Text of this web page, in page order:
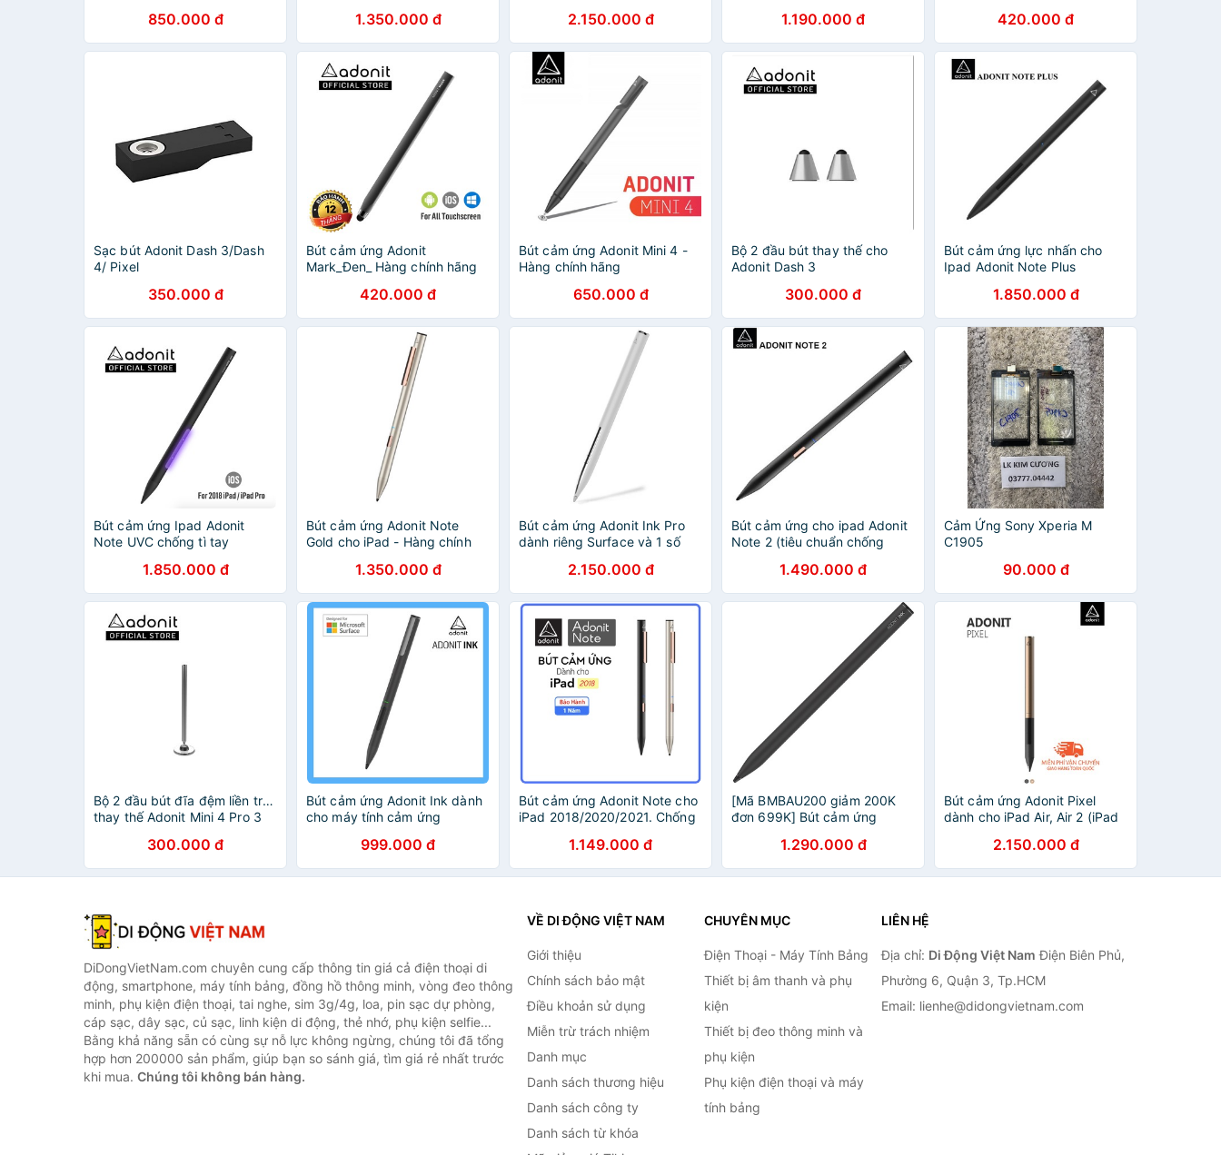
850.000 đ 1.350.000 đ 2.150.000 đ 1.190.000 đ 420.000 đ
Sạc bút Adonit Dash 3/Dash
4/ Pixel
350.000 đ
Bút cảm ứng Adonit
Mark_Đen_ Hàng chính hãng
420.000 đ
Bút cảm ứng Adonit Mini 4 -
Hàng chính hãng
650.000 đ
Bộ 2 đầu bút thay thế cho
Adonit Dash 3
300.000 đ
Bút cảm ứng lực nhấn cho
Ipad Adonit Note Plus
1.850.000 đ
Bút cảm ứng Ipad Adonit
Note UVC chống tì tay
1.850.000 đ
Bút cảm ứng Adonit Note
Gold cho iPad - Hàng chính
1.350.000 đ
Bút cảm ứng Adonit Ink Pro
dành riêng Surface và 1 số
2.150.000 đ
Bút cảm ứng cho ipad Adonit
Note 2 (tiêu chuẩn chống
1.490.000 đ
Cảm Ứng Sony Xperia M
C1905
90.000 đ
Bộ 2 đầu bút đĩa đệm liền trục
thay thế Adonit Mini 4 Pro 3
300.000 đ
Bút cảm ứng Adonit Ink dành
cho máy tính cảm ứng
999.000 đ
Bút cảm ứng Adonit Note cho
iPad 2018/2020/2021. Chống
BH 1 năm1.149.000 đ
[Mã BMBAU200 giảm 200K
đơn 699K] Bút cảm ứng
Laptop chống tì tay cảm ứng
lực
1.290.000 đ
Bút cảm ứng Adonit Pixel
dành cho iPad Air, Air 2 (iPad
Bluetooth. Cảm ứng lực nhấn
- Chống tì tay
2.150.000 đ
DiDongVietNam.com chuyên cung cấp thông tin giá cả điện thoại di
động, smartphone, máy tính bảng, đồng hồ thông minh, vòng đeo thông
minh, phụ kiện điện thoại, tai nghe, sim 3g/4g, loa, pin sạc dự phòng,
cáp sạc, dây sạc, củ sạc, linh kiện di động, thẻ nhớ, phụ kiện selfie...
Bằng khả năng sẵn có cùng sự nỗ lực không ngừng, chúng tôi đã tổng
hợp hơn 200000 sản phẩm, giúp bạn so sánh giá, tìm giá rẻ nhất trước
khi mua. Chúng tôi không bán hàng.
VỀ DI ĐỘNG VIỆT NAM
Giới thiệu
Chính sách bảo mật
Điều khoản sử dụng
Miễn trừ trách nhiệm
Danh mục
Danh sách thương hiệu
Danh sách công ty
Danh sách từ khóa
CHUYÊN MỤC
Điện Thoại - Máy Tính Bảng
Thiết bị âm thanh và phụ
kiện
Thiết bị đeo thông minh và
phụ kiện
Phụ kiện điện thoại và máy
tính bảng
LIÊN HỆ
Địa chỉ: Di Động Việt Nam Điện Biên Phủ,
Phường 6, Quận 3, Tp.HCM
Email: lienhe@didongvietnam.com